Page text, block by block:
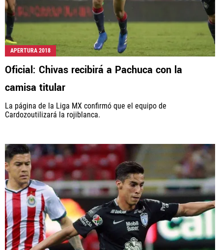
APERTURA 2018
Oficial: Chivas recibirá a Pachuca con la
camisa titular
La página de la Liga MX confirmó que el equipo de
Cardozoutilizará la rojiblanca.